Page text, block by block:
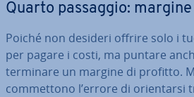
Quarto passaggio:
Poiché non desideri offrire solo i
per pagare i costi, ma puntare
ter­mi­na­re un margine di profitto.
com­met­to­no l’errore di orien­tar­si